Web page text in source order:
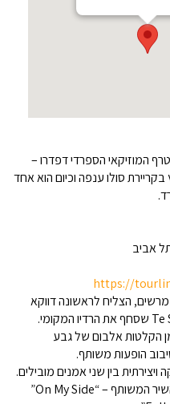
המוזיקאי הספרדי דפדרו –
סולו ענפה וכיום הוא אחד
https://
מרשים, הצליח לראשונה דווקא
לראשונה ב-2012 בזמן הקלטות אלבום של גבע
הופעות משותף.
בין שני אמנים מובילים.
שיתוף הפעולה ביניהם הניב גם את השיר המשותף – “On My Side”